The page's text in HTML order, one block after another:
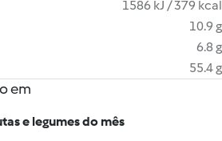
1586 kJ / 379 kcal
10.9 g
6.8 g
55.4 g
em
e legumes do mês